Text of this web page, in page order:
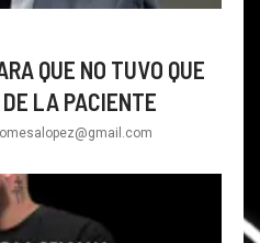
QUE NO TUVO QUE
LA PACIENTE